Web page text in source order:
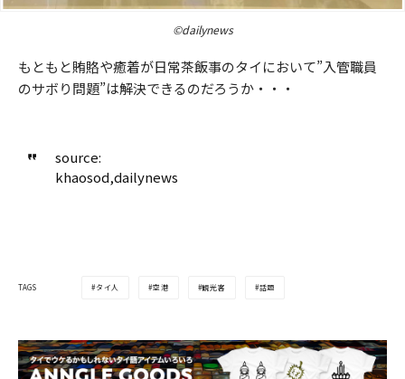
©dailynews
もともと賄賂や癒着が日常茶飯事のタイにおいて”入管職員
のサボり問題”は解決できるのだろうか・・・
source:
khaosod,dailynews
TAGS タイ人 空港 観光客 話題